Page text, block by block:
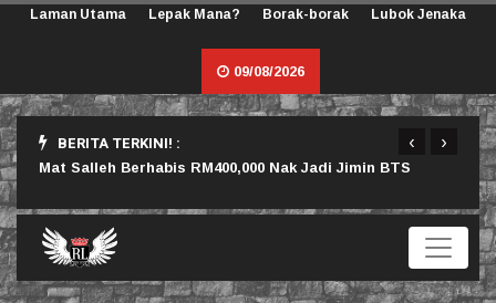
Laman Utama Lepak Mana? Borak-borak Lubok Jenaka
09/08/2026
BERITA TERKINI! :
Mat Salleh Berhabis RM400,000 Nak Jadi Jimin BTS
‹ ›